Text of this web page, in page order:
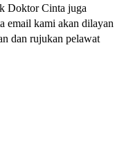
Doktor Cinta juga
email kami akan dilayan
dan rujukan pelawat